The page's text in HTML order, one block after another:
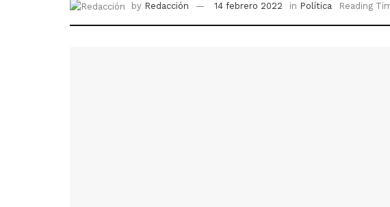
by Redacción 14 febrero 2022 in Política Reading